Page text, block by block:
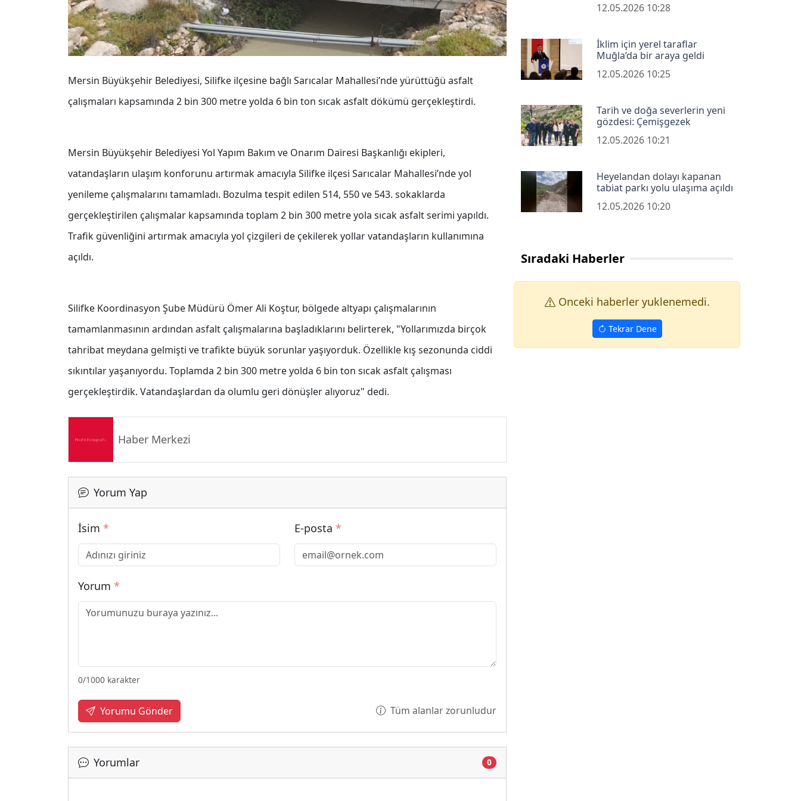
Mersin Büyükşehir Belediyesi, Silifke ilçesine bağlı Sarıcalar Mahallesi’nde yürüttüğü asfalt
çalışmaları kapsamında 2 bin 300 metre yolda 6 bin ton sıcak asfalt dökümü gerçekleştirdi.
Mersin Büyükşehir Belediyesi Yol Yapım Bakım ve Onarım Dairesi Başkanlığı ekipleri,
vatandaşların ulaşım konforunu artırmak amacıyla Silifke ilçesi Sarıcalar Mahallesi’nde yol
yenileme çalışmalarını tamamladı. Bozulma tespit edilen 514, 550 ve 543. sokaklarda
gerçekleştirilen çalışmalar kapsamında toplam 2 bin 300 metre yola sıcak asfalt serimi yapıldı.
Trafik güvenliğini artırmak amacıyla yol çizgileri de çekilerek yollar vatandaşların kullanımına
açıldı.
Silifke Koordinasyon Şube Müdürü Ömer Ali Koştur, bölgede altyapı çalışmalarının
tamamlanmasının ardından asfalt çalışmalarına başladıklarını belirterek, "Yollarımızda birçok
tahribat meydana gelmişti ve trafikte büyük sorunlar yaşıyorduk. Özellikle kış sezonunda ciddi
sıkıntılar yaşanıyordu. Toplamda 2 bin 300 metre yolda 6 bin ton sıcak asfalt çalışması
gerçekleştirdik. Vatandaşlardan da olumlu geri dönüşler alıyoruz" dedi.
Haber Merkezi
Yorum Yap
İsim * E-posta *
Yorum *
0/1000 karakter
Yorumu Gönder Tüm alanlar zorunludur
Yorumlar 0
12.05.2026 10:28
İklim için yerel taraflar
Muğla’da bir araya geldi
12.05.2026 10:25
Tarih ve doğa severlerin yeni
gözdesi: Çemişgezek
12.05.2026 10:21
Heyelandan dolayı kapanan
tabiat parkı yolu ulaşıma açıldı
12.05.2026 10:20
Sıradaki Haberler
Onceki haberler yuklenemedi.
Tekrar Dene